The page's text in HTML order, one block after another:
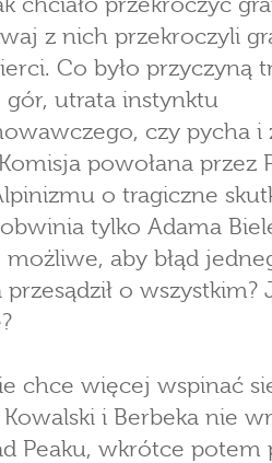
z nich przekroczyli
Co było przyczyną
gór, utrata instynktu
czy pycha i
powołana przez
o tragiczne
tylko Adama
aby błąd
przesądził o wszystkim?
chce więcej wspinać
Kowalski i Berbeka nie
Peaku, wkrótce potem